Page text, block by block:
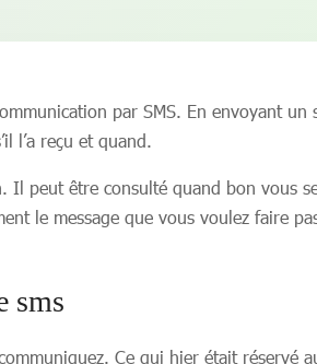
par SMS. En envoyant
l’a reçu et quand.
peut être consulté quand bon vous
le message que vous voulez faire
sms
Ce qui hier était réservé